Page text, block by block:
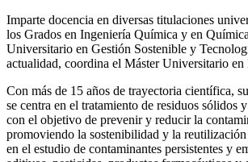
Imparte docencia en diversas titulaciones
los Grados en Ingeniería Química y en
Universitario en Gestión Sostenible y
actualidad, coordina el Máster Universitario
Con más de 15 años de trayectoria científica,
se centra en el tratamiento de residuos sólidos
con el objetivo de prevenir y reducir la
promoviendo la sostenibilidad y la reutilización
en el estudio de contaminantes persistentes y